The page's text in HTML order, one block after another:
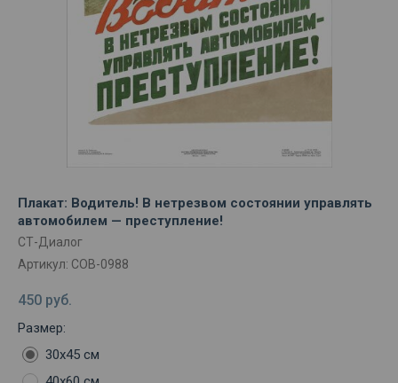
Плакат: Водитель! В нетрезвом состоянии управлять
автомобилем — преступление!
СТ-Диалог
Артикул: СОВ-0988
450 руб.
Размер:
30х45 см